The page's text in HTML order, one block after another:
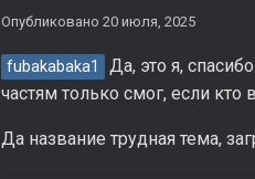
Опубликовано 20 июля, 2025
fubakabaka1
Да, это я,
частям только смог, если
Да название трудная тема,